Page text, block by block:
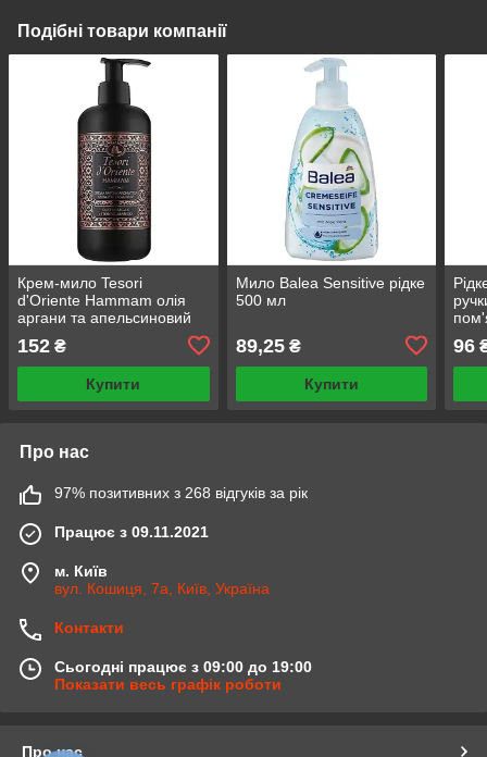
Подібні товари компанії
Крем-мило Tesori
d'Oriente Hammam олія
аргани та апельсиновий
300 мл
152 ₴
Купити
Мило Balea Sensitive рідке
500 мл
89,25₴
Купити
96
Про нас
97% позитивних з 268 відгуків за рік
Працює з 09.11.2021
м. Київ
вул. Кошиця, 7а, Київ, Україна
Контакти
Сьогодні працює з 09:00 до 19:00
Показати весь графік роботи
Про нас